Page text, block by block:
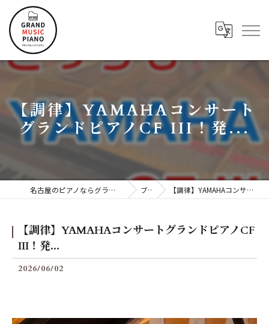
【調律】YAMAHAコンサート
グランドピアノCF III！発...
名古屋のピアノならグランドミュージックピアノ株式会社 ブログ 【調律】YAMAHAコンサートグランドピアノCF III！発...
【調律】YAMAHAコンサートグランドピアノCF
III！発...
2026/06/02